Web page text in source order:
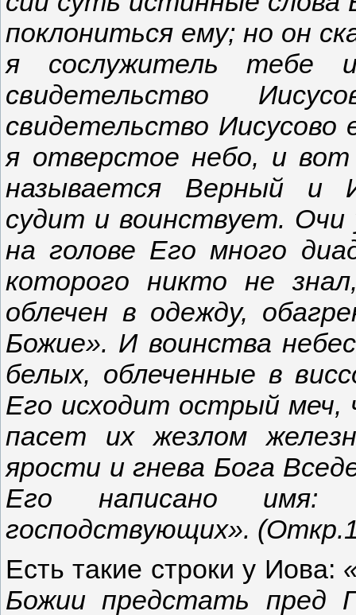
поклониться ему; но он
я сослужитель тебе
свидетельство
свидетельство Иисусово
я отверстое небо, и
называется Верный и
судит и воинствует. Очи
на голове Его много
которого никто не
облечен в одежду,
Божие». И воинства
белых, облеченные в
Его исходит острый
пасет их жезлом
ярости и гнева Бога
Его написано имя:
господствующих».
Есть такие строки у Иова:
Божии предстать пред